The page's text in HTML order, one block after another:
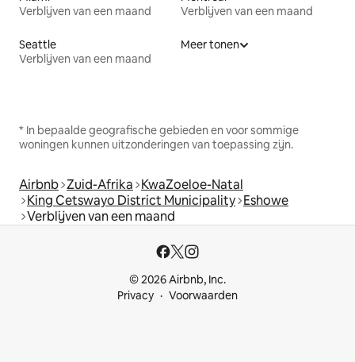
Verblijven van een maand
Verblijven van een maand
Seattle
Verblijven van een maand
Meer tonen
* In bepaalde geografische gebieden en voor sommige
woningen kunnen uitzonderingen van toepassing zijn.
Airbnb Zuid-Afrika KwaZoeloe-Natal
King Cetswayo District Municipality Eshowe
Verblijven van een maand
© 2026 Airbnb, Inc.
Privacy
Voorwaarden